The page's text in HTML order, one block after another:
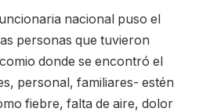
nacional puso el
personas que tuvieron
donde se encontró el
personal, familiares- estén
fiebre, falta de aire, dolor